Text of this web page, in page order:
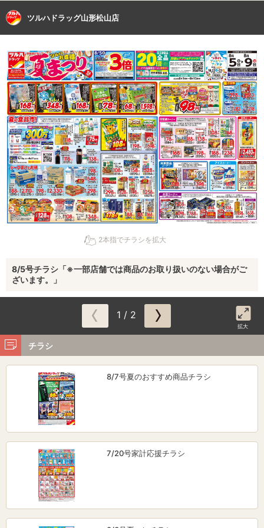
ツルハドラッグ山形松山店
2本指でチラシを拡大
8/5号チラシ「※一部店舗では商品のお取り扱いのない場合がご
ざいます。」
1 / 2
拡大
チラシ
8/7号夏のおすすめ商品チラシ
7/20号家計応援チラシ